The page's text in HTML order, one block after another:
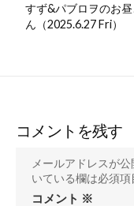
すず&パブロヲのお
ん（2025.6.27 Fri）
コメントを残す
メールアドレスが公
いている欄は必須項
コメント ※